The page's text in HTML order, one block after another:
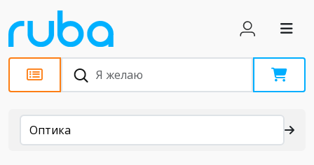
Каталог
Оптика